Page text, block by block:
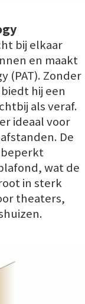
bij elkaar
en maakt
(PAT). Zonder
hij een
als veraf.
ideaal voor
De
wat de
in sterk
theaters,